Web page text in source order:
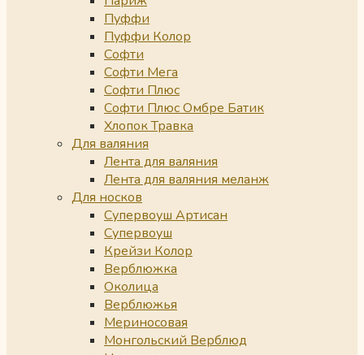
Пуффи
Пуффи Колор
Софти
Софти Мега
Софти Плюс
Софти Плюс Омбре Батик
Хлопок Травка
Для валяния
Лента для валяния
Лента для валяния меланж
Для носков
Супервоуш Артисан
Супервоуш
Крейзи Колор
Верблюжка
Околица
Верблюжья
Мериносовая
Монгольский Верблюд